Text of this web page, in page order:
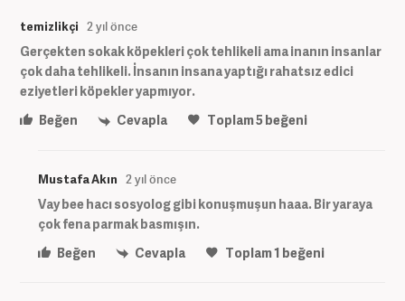
temizlikçi 2 yıl önce
Gerçekten sokak köpekleri çok tehlikeli ama inanın insanlar
çok daha tehlikeli. İnsanın insana yaptığı rahatsız edici
eziyetleri köpekler yapmıyor.
Beğen
Cevapla Toplam5beğeni
Mustafa Akın 2 yıl önce
Vay bee hacı sosyolog gibi konuşmuşun haaa. Bir yaraya
çok fena parmak basmışın.
Beğen
Cevapla Toplam1 beğeni